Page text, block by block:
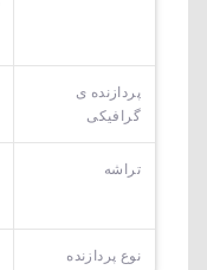
پردازنده ی
گرافیکی
تراشه
نوع پردازنده